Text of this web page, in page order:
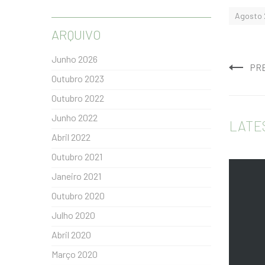
Agosto
ARQUIVO
Junho 2026
Outubro 2023
Outubro 2022
Junho 2022
Abril 2022
Outubro 2021
Janeiro 2021
Outubro 2020
Julho 2020
Abril 2020
Março 2020